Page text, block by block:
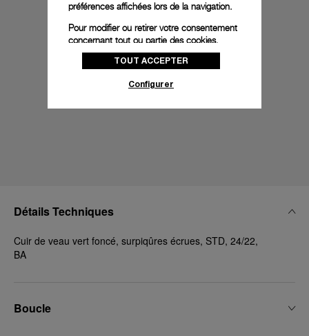
Détails Techniques
Cuir de veau vert foncé, surpiqûres écrues, STD, 24/22,
BA
Boucle
préférences affichées lors de la navigation.
Pour modifier ou retirer votre consentement
concernant tout ou partie des cookies,
cliquez sur « Configurer » ou consultez notre
politique des cookiespour obtenir plus
donnez votre consentement pour l’utilisation
TOUT ACCEPTER
Configurer